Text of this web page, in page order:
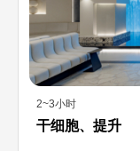
2~3小时
干细胞、提升